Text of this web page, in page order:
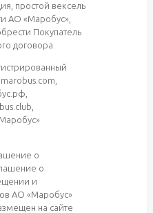
простой вексель
АО «Маробус»,
Покупатель
договора.
о
о
и
АО «Маробус»
на сайте